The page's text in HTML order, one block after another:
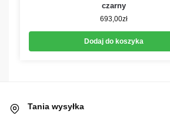
czarny
693,00zł
Dodaj do koszyka
Tania wysyłka